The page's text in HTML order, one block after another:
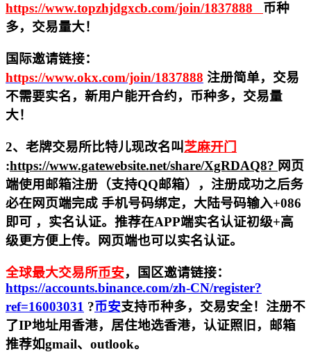
https://www.topzhjdgxcb.com/join/1837888 币种
多，交易量大！
国际邀请链接：
https://www.okx.com/join/1837888 注册简单，交易
不需要实名，新用户能开合约， 币种多，交易量
大！
2、老牌交易所比特儿现改名叫芝麻开门
:https://www.gatewebsite.net/share/XgRDAQ8? 网页
端使用邮箱注册（支持QQ邮箱），注册成功之后务
必在网页端完成 手机号码绑定，大陆号码输入+086
即可 ，实名认证。推荐在APP端实名认证初级+高
级更方便上传。网页端也可以实名认证。
全球最大交易所币安，国区邀请链接：
https://accounts.binance.com/zh-CN/register?
ref=16003031 ?币安支持币种多，交易安全！注册不
了IP地址用香港，居住地选香港，认证照旧， 邮箱
推荐如gmail、outlook。